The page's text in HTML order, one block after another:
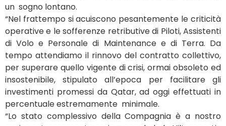
un sogno lontano.
“Nel frattempo si acuiscono pesantemente le criticità
operative e le sofferenze retributive di Piloti, Assistenti
di Volo e Personale di Maintenance e di Terra. Da
tempo attendiamo il rinnovo del contratto collettivo,
per superare quello vigente di crisi, ormai obsoleto ed
insostenibile, stipulato all’epoca per facilitare gli
investimenti promessi da Qatar, ad oggi effettuati in
percentuale estremamente minimale.
“Lo stato complessivo della Compagnia è a nostro